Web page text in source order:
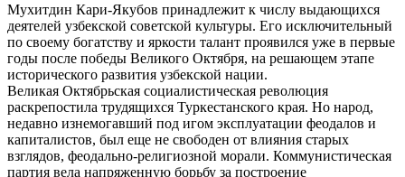
Мухитдин Кари-Якубов принадлежит к числу выдаю­щихся
деятелей узбекской советской культуры. Его исключительный
по своему богатству и яркости талант проявился уже в первые
годы после победы Великого Октября, на решающем этапе
исторического развития узбекской нации.
Великая Октябрьская социалистическая революция
раскрепостила трудящихся Туркестанского края. Но на­род,
недавно изнемогавший под игом эксплуатации фео­далов и
капиталистов, был еще не свободен от влияния старых
взглядов, феодально-религиозной морали. Ком­мунистическая
партия вела напряженную борьбу за пост­роение